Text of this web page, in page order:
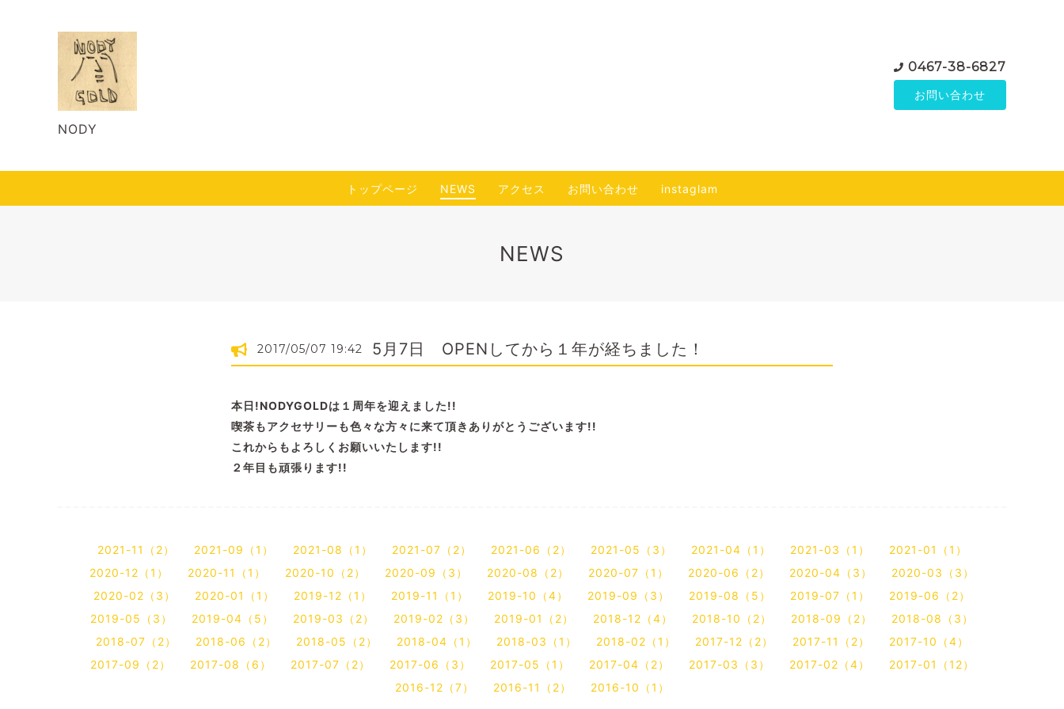
NODY
0467-38-6827
お問い合わせ
トップページ NEWS アクセス お問い合わせ instaglam
NEWS
2017/05/07 19:42 5月7日 OPENしてから１年が経ちました！
本日!NODYGOLDは１周年を迎えました!!
喫茶もアクセサリーも色々な方々に来て頂きありがとうございます!!
これからもよろしくお願いいたします!!
２年目も頑張ります!!
2021-11（2） 2021-09（1） 2021-08（1） 2021-07（2） 2021-06（2） 2021-05（3） 2021-04（1） 2021-03（1）
2021-01（1）
2020-12（1）
2020-11（1） 2020-10（2） 2020-09（3） 2020-08（2） 2020-07（1） 2020-06（2） 2020-04（3）
2020-03（3）
2020-02（3）
2020-01（1） 2019-12（1） 2019-11（1） 2019-10（4） 2019-09（3） 2019-08（5） 2019-07（1）
2019-06（2）
2019-05（3）
2019-04（5） 2019-03（2） 2019-02（3） 2019-01（2） 2018-12（4） 2018-10（2） 2018-09（2）
2018-08（3）
2018-07（2）
2018-06（2） 2018-05（2） 2018-04（1） 2018-03（1） 2018-02（1） 2017-12（2） 2017-11（2）
2017-10（4）
2017-09（2）
2017-08（6） 2017-07（2） 2017-06（3） 2017-05（1） 2017-04（2） 2017-03（3） 2017-02（4）
2017-01（12）
2016-12（7）
2016-11（2） 2016-10（1）